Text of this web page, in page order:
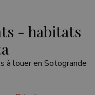
- habitats
à louer en Sotogrande